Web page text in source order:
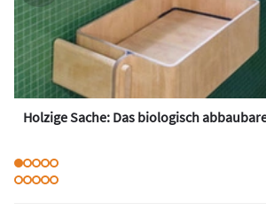
Holzige Sache: Das biologisch